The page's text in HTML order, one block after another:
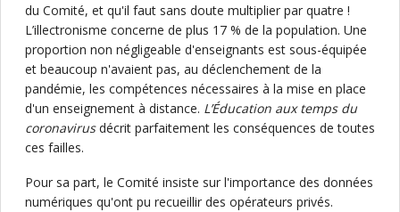
du Comité, et qu'il faut sans doute multiplier par quatre !
L’illectronisme concerne de plus 17 % de la population. Une
proportion non négligeable d'enseignants est sous-équipée
et beaucoup n'avaient pas, au déclenchement de la
pandémie, les compétences nécessaires à la mise en place
d'un enseignement à distance. L’Éducation aux temps du
coronavirusdécrit parfaitement les conséquences de toutes
ces failles.
Pour sa part, le Comité insiste sur l'importance des données
numériques qu'ont pu recueillir des opérateurs privés.